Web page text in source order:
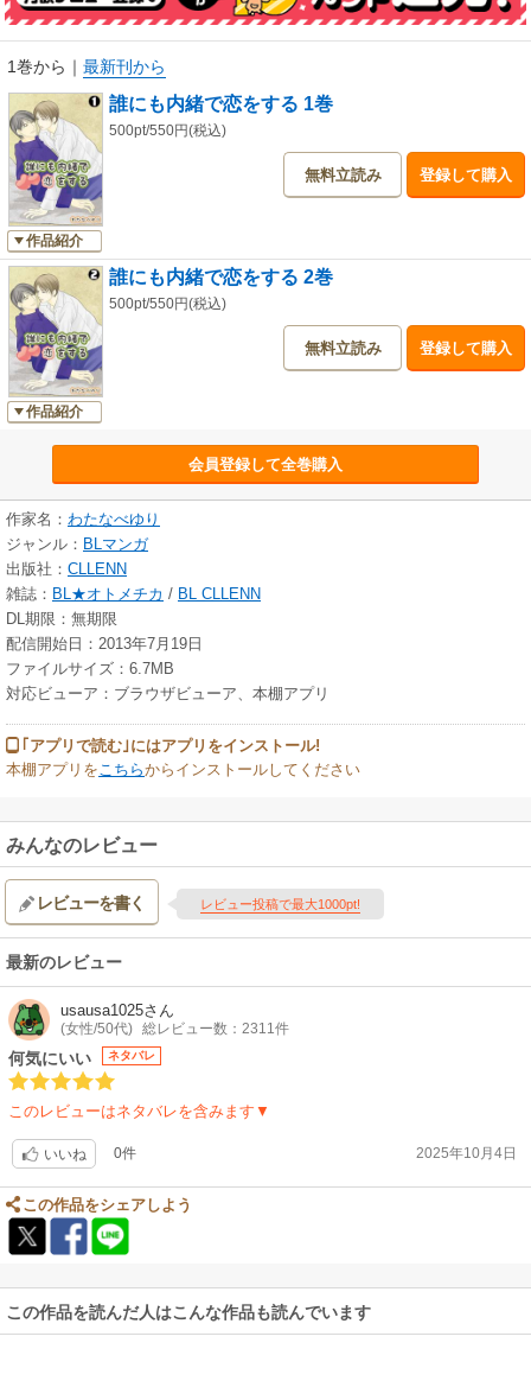
1巻から ｜ 最新刊から
作品紹介
誰にも内緒で恋をする 1巻
500pt/550円(税込)
無料立読み 登録して購入
作品紹介
誰にも内緒で恋をする 2巻
500pt/550円(税込)
無料立読み 登録して購入
会員登録して全巻購入
作家名： わたなべゆり
ジャンル： BLマンガ
出版社： CLLENN
雑誌： BL★オトメチカ / BL CLLENN
DL期限：無期限
配信開始日：2013年7月19日
ファイルサイズ：6.7MB
対応ビューア：ブラウザビューア、本棚アプリ
｢アプリで読む｣にはアプリをインストール!
本棚アプリを こちらからインストールしてください
みんなのレビュー
レビューを書く レビュー投稿で最大1000pt!
最新のレビュー
usausa1025さん
(女性/50代) 総レビュー数：2311件
何気にいい ネタバレ
このレビューはネタバレを含みます▼
いいね 0件 2025年10月4日
この作品をシェアしよう
この作品を読んだ人はこんな作品も読んでいます